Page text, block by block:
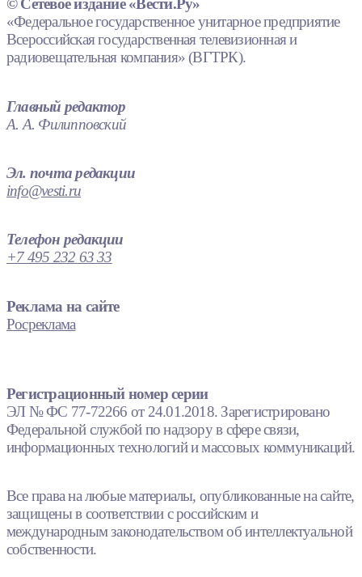
© Сетевое издание «Вести.Ру»
«Федеральное государственное унитарное предприятие
Всероссийская государственная телевизионная и
радиовещательная компания» (ВГТРК).
Главный редактор
А. А. Филипповский
Эл. почта редакции
info@vesti.ru
Телефон редакции
+7 495 232 63 33
Реклама на сайте
Росреклама
Регистрационный номер серии
ЭЛ № ФС 77-72266 от 24.01.2018. Зарегистрировано
Федеральной службой по надзору в сфере связи,
информационных технологий и массовых коммуникаций.
Все права на любые материалы, опубликованные на сайте,
защищены в соответствии с российским и
международным законодательством об интеллектуальной
собственности.